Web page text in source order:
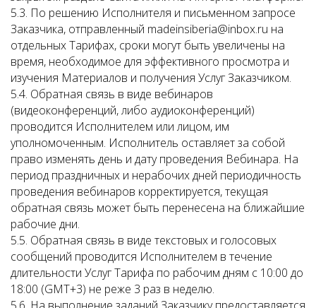
5.3. По решению Исполнителя и письменном запросе
Заказчика, отправленный madeinsiberia@inbox.ru на
отдельных Тарифах, сроки могут быть увеличены на
время, необходимое для эффективного просмотра и
изучения Материалов и получения Услуг Заказчиком.
5.4. Обратная связь в виде вебинаров
(видеоконференций, либо аудиоконференций)
проводится Исполнителем или лицом, им
уполномоченным. Исполнитель оставляет за собой
право изменять день и дату проведения Вебинара. На
период праздничных и нерабочих дней периодичность
проведения вебинаров корректируется, текущая
обратная связь может быть перенесена на ближайшие
рабочие дни.
5.5. Обратная связь в виде текстовых и голосовых
сообщений проводится Исполнителем в течение
длительности Услуг Тарифа по рабочим дням с 10:00 до
18:00 (GMT+3) не реже 3 раз в неделю.